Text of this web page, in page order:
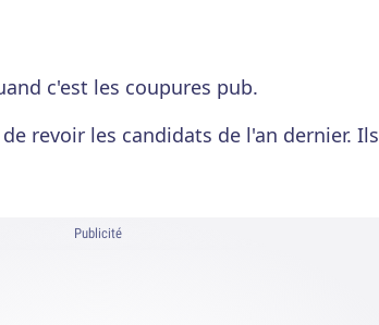
c'est les coupures pub.
revoir les candidats de l'an dernier. Ils
Publicité